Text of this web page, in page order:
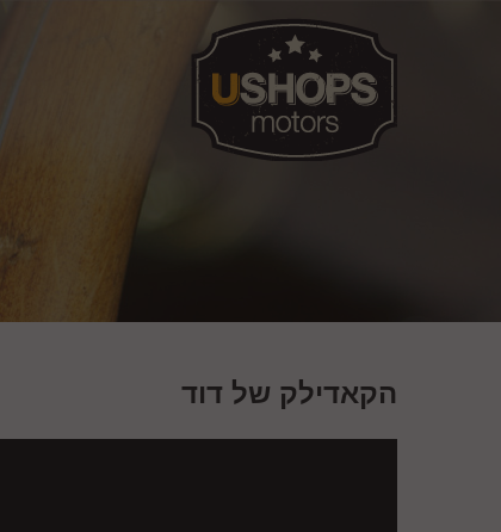
הקאדילק של דוד